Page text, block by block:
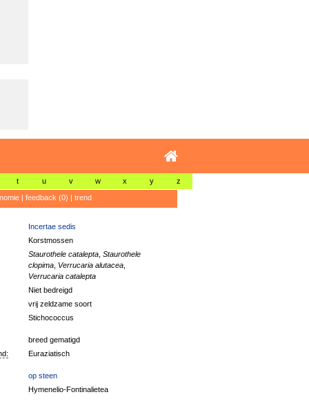
t u v w x y z
| feedback (0) | trend
Incertae sedis
Korstmossen
Staurothele catalepta, Staurothele
clopima, Verrucaria alutacea,
Verrucaria catalepta
Niet bedreigd
vrij zeldzame soort
Stichococcus
breed gematigd
Euraziatisch
op steen
Hymenelio-Fontinalietea